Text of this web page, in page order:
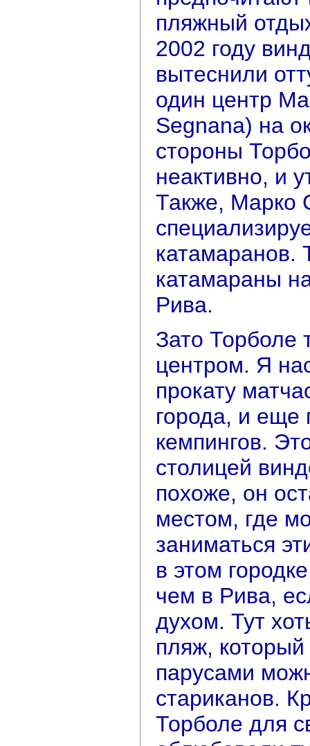
пляжный
2002 году
вытеснили
один центр
Segnana) на
стороны
неактивно, и
Также, Марко
катамаранов.
катамараны
Рива.
Зато Торболе
центром. Я
прокату
города, и еще
кемпингов.
столицей
похоже, он
местом, где
заниматься
в этом
чем в Рива,
духом. Тут
пляж, который
парусами
стариканов.
Торболе для